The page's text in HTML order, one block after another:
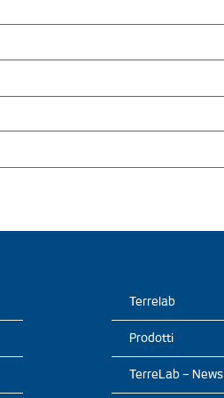
Terrelab
Prodotti
TerreLab – News